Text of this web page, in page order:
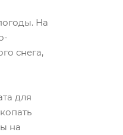
На
снега,
для
на